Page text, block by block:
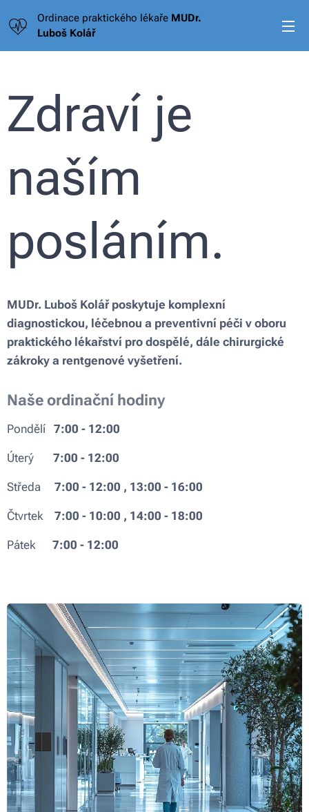
Ordinace praktického lékaře MUDr.
Luboš Kolář
Zdraví je
naším
posláním.
MUDr. Luboš Kolář poskytuje komplexní
diagnostickou, léčebnou a preventivní péči v oboru
praktického lékařství pro dospělé, dále chirurgické
zákroky a rentgenové vyšetření.
Naše ordinační hodiny
Pondělí 7:00 - 12:00
Úterý 7:00 - 12:00
Středa 7:00 - 12:00 , 13:00 - 16:00
Čtvrtek 7:00 - 10:00 , 14:00 - 18:00
Pátek 7:00 - 12:00